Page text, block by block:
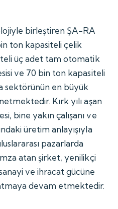
birleştiren ŞA-RA
ton kapasiteli çelik
üç adet tam otomatik
ve 70 bin ton kapasiteli
sektörünün en büyük
Kırk yılı aşan
bine yakın çalışanı ve
üretim anlayışıyla
pazarlarda
atan şirket, yenilikçi
ve ihracat gücüne
devam etmektedir.